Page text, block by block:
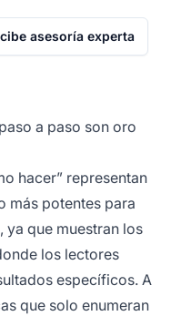
asesoría experta
a paso son oro
hacer” representan
más potentes para
, ya que muestran los
los lectores
específicos. A
que solo enumeran